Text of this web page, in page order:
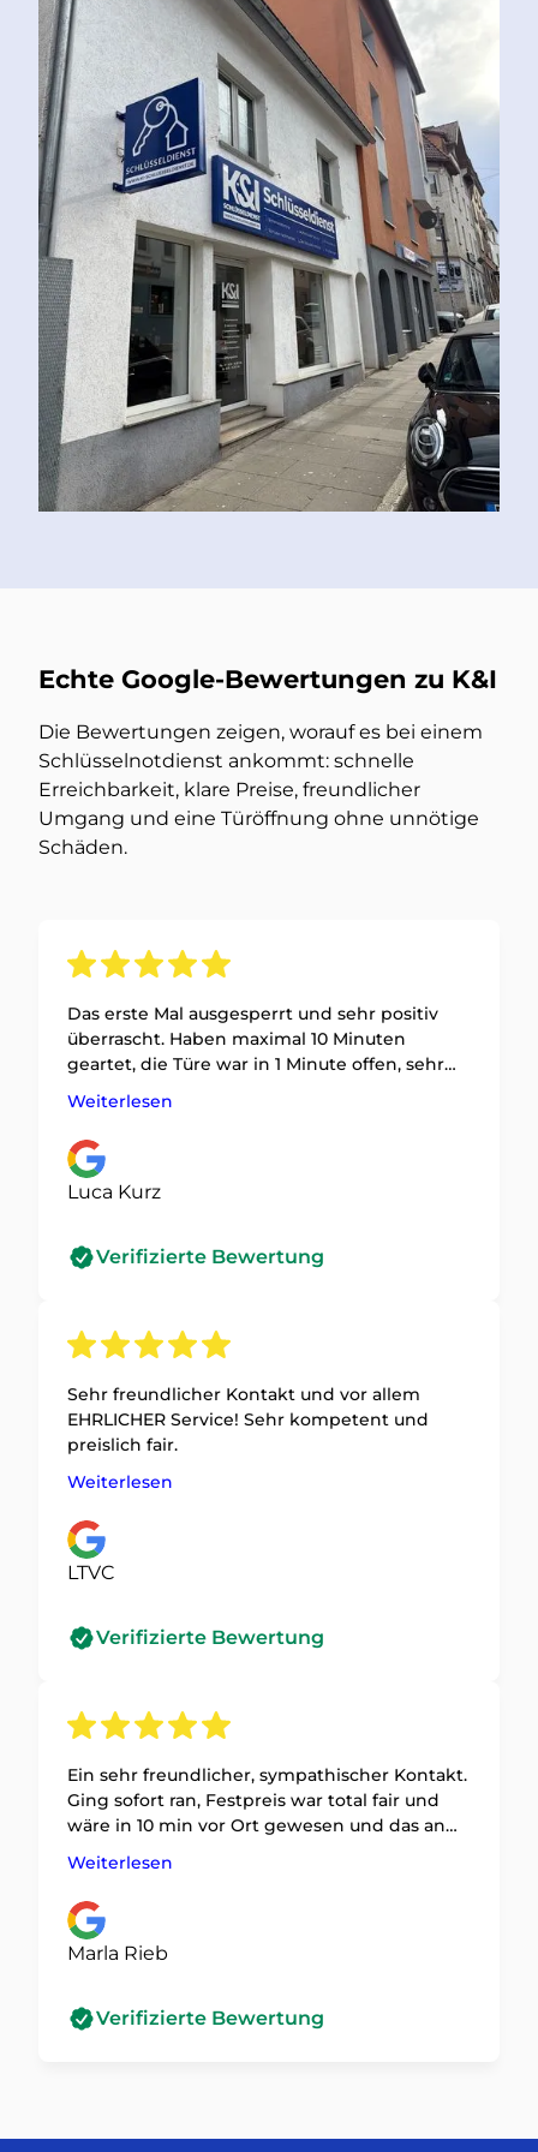
Echte Google-Bewertungen zu K&I
Die Bewertungen zeigen, worauf es bei einem
Schlüsselnotdienst ankommt: schnelle
Erreichbarkeit, klare Preise, freundlicher
Umgang und eine Türöffnung ohne unnötige
Schäden.
Das erste Mal ausgesperrt und sehr positiv
überrascht. Haben maximal 10 Minuten
geartet, die Türe war in 1 Minute offen, sehr
netter Mann gewesen und der Festpreis
wurde direkt am Telefon gesagt. Kann ich
sehr empfehlen.
Weiterlesen
Luca Kurz
Verifizierte Bewertung
Sehr freundlicher Kontakt und vor allem
EHRLICHER Service! Sehr kompetent und
preislich fair.
Weiterlesen
LTVC
Verifizierte Bewertung
Ein sehr freundlicher, sympathischer Kontakt.
Ging sofort ran, Festpreis war total fair und
wäre in 10 min vor Ort gewesen und das an
Silvester! Tür ging dann doch noch auf, er hat
sich sogar für uns gefreut, wir haben uns
gefreut und empfehle ich trotz Nichtnutzung
definitiv weiter :) vielen Dank nochmal!
Weiterlesen
Marla Rieb
Verifizierte Bewertung